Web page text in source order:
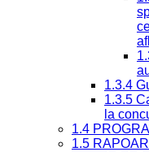
1.3.4
1.3.5
la
1.4
1.5